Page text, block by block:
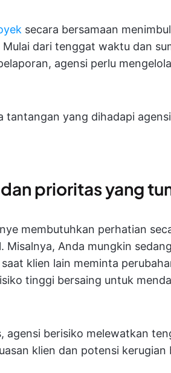
secara bersamaan
dari tenggat waktu dan
agensi perlu
tantangan yang dihadapi
prioritas yang
membutuhkan perhatian
Misalnya, Anda mungkin
klien lain meminta
tinggi bersaing untuk
agensi berisiko melewatkan
klien dan potensi kerugian